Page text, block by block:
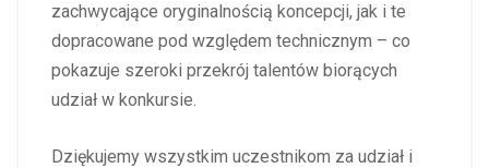
zachwycające oryginalnością koncepcji, jak i te
dopracowane pod względem technicznym – co
pokazuje szeroki przekrój talentów biorących
udział w konkursie.
Dziękujemy wszystkim uczestnikom za udział i